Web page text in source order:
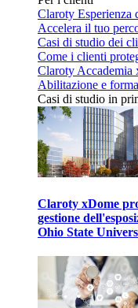
Claroty Esperienza
Accelera il tuo
Casi di studio dei
Come i clienti
Claroty Accademia
Abilitazione e
Casi di studio in
Claroty xDome
gestione
Ohio State